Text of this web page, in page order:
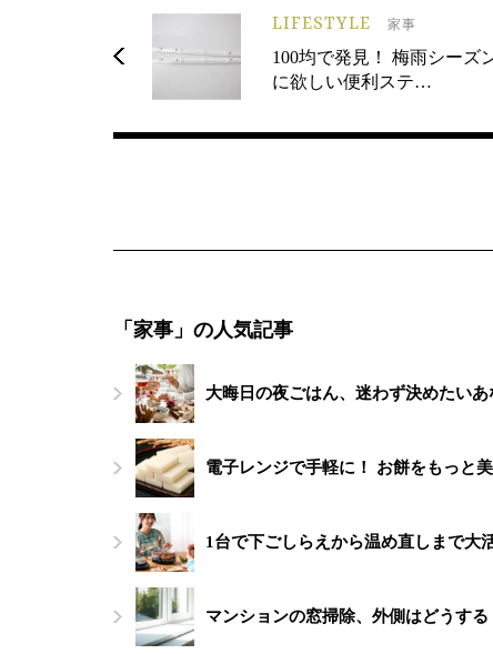
LIFESTYLE 家事
100均で発見！ 梅雨シーズ
に欲しい便利ステ…
「家事」の人気記事
大晦日の夜ごはん、迷わず決めたい
電子レンジで手軽に！ お餅をもっと
1台で下ごしらえから温め直しまで大
マンションの窓掃除、外側はどうす